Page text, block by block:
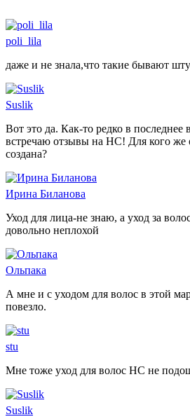
poli_lila
даже и не знала,что такие бывают
Suslik
Вот это да. Как-то редко в последнее
встречаю отзывы на НС! Для кого же
создана?
Ирина Биланова
Уход для лица-не знаю, а уход за
довольно неплохой
Ольпака
А мне и с уходом для волос в этой
повезло.
stu
Мне тоже уход для волос НС не
Suslik